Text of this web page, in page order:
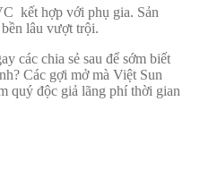
kết hợp với phụ gia. Sản
lâu vượt trội.
các chia sẻ sau để sớm biết
Các gợi mở mà Việt Sun
quý độc giả lãng phí thời gian